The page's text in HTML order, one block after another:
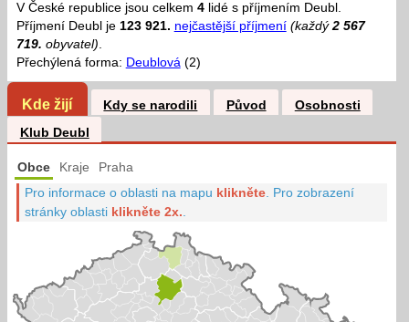
V České republice jsou celkem 4lidé s příjmením Deubl.
Příjmení Deubl je 123 921. nejčastější příjmení (každý2 567
719. obyvatel).
Přechýlená forma: Deublová(2)
Kde žijí Kdy se narodili Původ
Osobnosti
Klub Deubl
Obce Kraje Praha
Pro informace o oblasti na mapu klikněte Pro zobrazení
stránky oblasti klikněte 2x.